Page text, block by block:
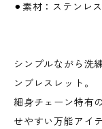
⚫︎素材：ステンレス
シンプルながら洗
ンブレスレット。
細身チェーン特有
せやすい万能アイ